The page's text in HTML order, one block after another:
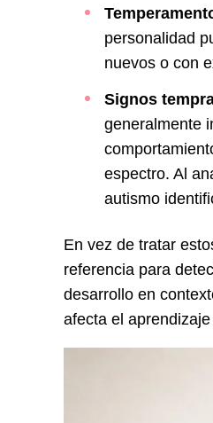
personalidad
nuevos o con
Signos
generalmente
espectro. Al
autismo
En vez de tratar
referencia para
desarrollo en
afecta el